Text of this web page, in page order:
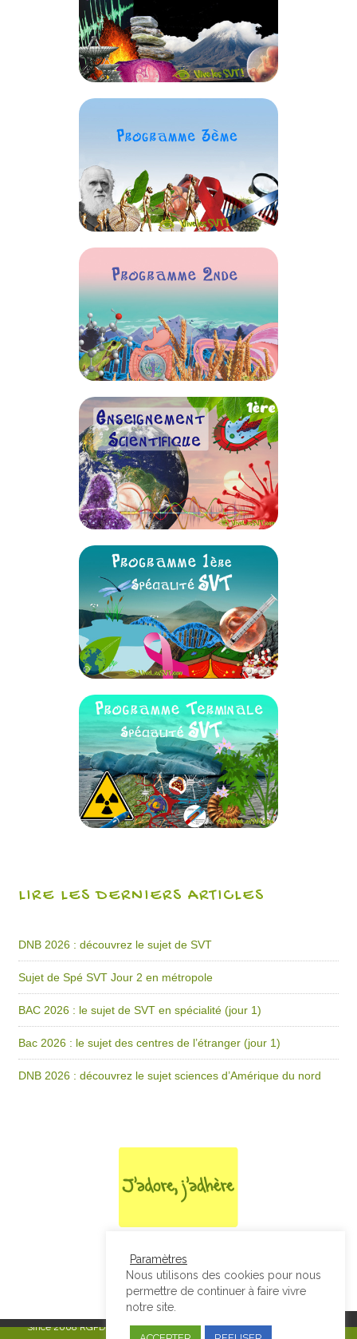
LIRE LES DERNIERS ARTICLES
DNB 2026 : découvrez le sujet de SVT
Sujet de Spé SVT Jour 2 en métropole
BAC 2026 : le sujet de SVT en spécialité (jour 1)
Bac 2026 : le sujet des centres de l’étranger (jour 1)
DNB 2026 : découvrez le sujet sciences d’Amérique du nord
Since 2008RGPD & Mentions Légales|Designed by Studio Thil - Site
Paramètres
Nous utilisons des cookies pour nous
permettre de continuer à faire vivre
notre site.